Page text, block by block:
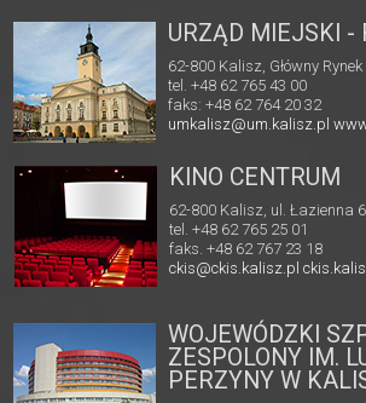
URZĄD MIEJSKI -
62-800 Kalisz, Główny Rynek
tel. +48 62 765 43 00
faks: +48 62 764 20 32
umkalisz@um.kalisz.pl
KINO CENTRUM
62-800 Kalisz, ul. Łazienna 6
tel. +48 62 765 25 01
faks. +48 62 767 23 18
ckis@ckis.kalisz.pl
WOJEWÓDZKI
ZESPOLONY IM.
PERZYNY W